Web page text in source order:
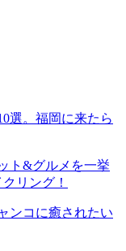
選。福岡に来たら
ト&グルメを一挙
リング！
ンコに癒されたい